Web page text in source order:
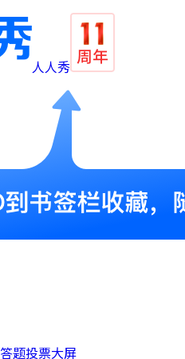
人人秀
答题投票大屏